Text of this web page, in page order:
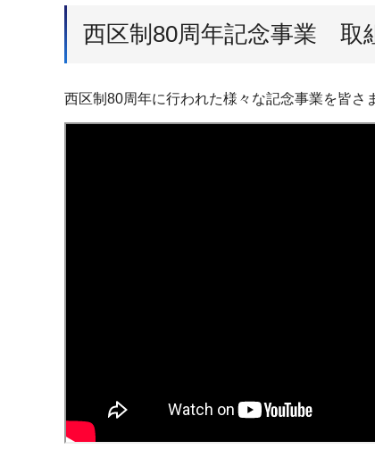
西区制80周年記念事業 取
西区制80周年に行われた様々な記念事業を皆さ